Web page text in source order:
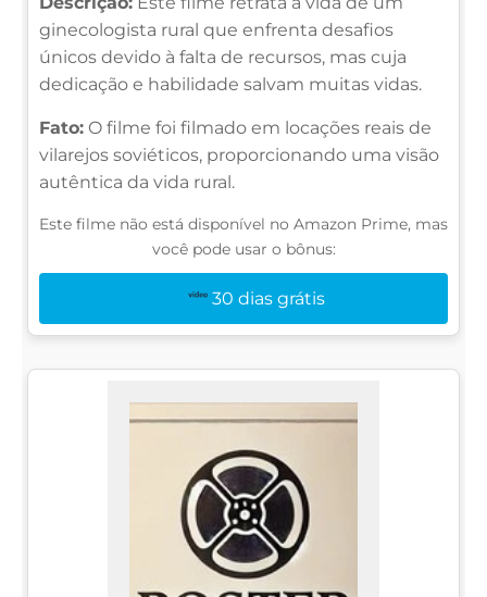
ginecologista rural que enfrenta desafios
únicos devido à falta de recursos, mas cuja
dedicação e habilidade salvam muitas vidas.
Fato: O filme foi filmado em locações reais de
vilarejos soviéticos, proporcionando uma visão
autêntica da vida rural.
Este filme não está disponível no Amazon Prime, mas
você pode usar o bônus:
30 dias grátis